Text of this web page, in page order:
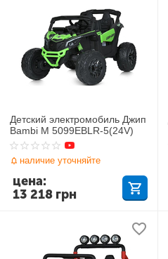
Детский электромобиль Джип
Bambi M 5099EBLR-5(24V)
наличие уточняйте
13 218 грн
цена: